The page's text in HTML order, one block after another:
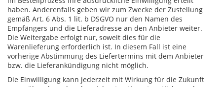
haben. Anderenfalls geben wir zum Zwecke der Zustellung
gemäß Art. 6 Abs. 1 lit. b DSGVO nur den Namen des
Empfängers und die Lieferadresse an den Anbieter weiter.
Die Weitergabe erfolgt nur, soweit dies für die
Warenlieferung erforderlich ist. In diesem Fall ist eine
vorherige Abstimmung des Liefertermins mit dem Anbieter
bzw. die Lieferankündigung nicht möglich.
Die Einwilligung kann jederzeit mit Wirkung für die Zukunft